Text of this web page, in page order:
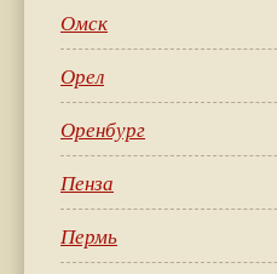
Омск
Орел
Оренбург
Пенза
Пермь